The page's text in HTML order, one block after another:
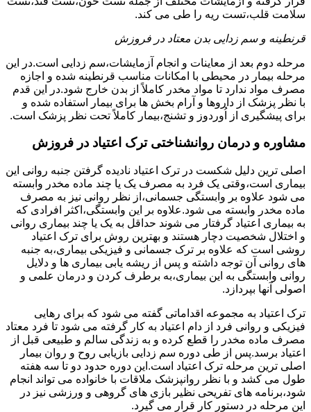
سلامت قلب،تست ریه را طی می کند.
قرنطینه و سم زدایی بدن معتاد در فروزش
مرحله دوم بعد از معاینات و انجام آزمایشات،سم زدایی است.در این
مرحله بیمار در محیطی با امکانات مناسب قرنطینه شده و اجازه
مصرف مواد ندارد تا مواد مخدر کاملاً از بدن خارج شود.در این قدم
با نظر پزشک از داروها و آرام بخش ها برای بیمار استفاده شده و
برای پیشگیری از اُوردوز و تشنج،بیمار کاملاً تحت نظر پزشک است.
مشاوره و درمان روانشناختی ترک اعتیاد در فروزش
اصلی ترین دلیل شکست در ترک اعتیاد نادیده گرفتن جنبه روانی این
بیماری است،وقتی یک فرد به مصرف یک یا چند ماده مخدر وابسته
می شود علاوه بر وابستگی جسمانی،از نظر روانی نیز به مصرف
ماده مخدر وابسته می شود.علاوه بر این وابستگی،اکثر افرادی که
به بیماری اعتیاد گرفتار می شوند حداقل به یک یا چند بیماری روانی
و اختلال شخصیت دچار هستند و بهترین روش برای ترک اعتیاد
روشی است که علاوه بر ترک جسمانی و فیزیکی بیماری،به جنبه
های روانی آن توجه داشته و پس از ریشه یابی بیماری ها و دلایل
روانی وابستگی به این بیماری،به برطرف کردن و درمان علمی و
اصولی آنها بپردازد.
ترک اعتیاد به مجموعه اقداماتی گفته می شود که برای رهایی
فیزیکی و روانی فرد از دام اعتیاد به کار گرفته می شود تا فرد معتاد
مصرف ماده مخدر را قطع کرده و به زندگی سالم و طبیعی قبل از
اعتیاد برسد.پس از طی دوره سم زدایی بازیابی روح و روان بیمار
اصلی ترین مرحله ترک اعتیاد است.این دوره حدود دو تا سه هفته
طول می کشد و با نظر روانپزشک ملاقات با خانواده می تواند انجام
شود،برنامه های تفریحی نظیر بازی های گروهی و ورزشی نیز در
این مرحله در دستور کار قرار می گیرد.